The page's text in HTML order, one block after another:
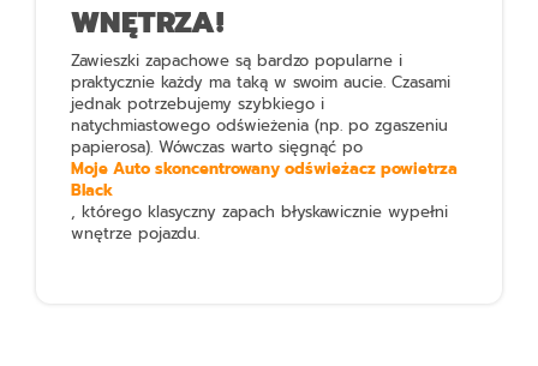
WNĘTRZA!
Zawieszki zapachowe są bardzo popularne i
praktycznie każdy ma taką w swoim aucie. Czasami
jednak potrzebujemy szybkiego i
natychmiastowego odświeżenia (np. po zgaszeniu
papierosa). Wówczas warto sięgnąć po
Moje Auto skoncentrowany odświeżacz powietrza
Black
, którego klasyczny zapach błyskawicznie wypełni
wnętrze pojazdu.